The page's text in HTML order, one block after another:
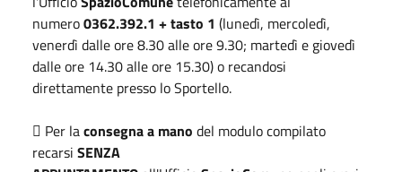
numero0362.392.1 + tasto 1 (lunedì, mercoledì,
venerdì dalle ore 8.30 alle ore 9.30; martedì e giovedì
dalle ore 14.30 alle ore 15.30) o recandosi
direttamente presso lo Sportello.
 Per laconsegna a mano del modulo compilato
recarsi SENZA